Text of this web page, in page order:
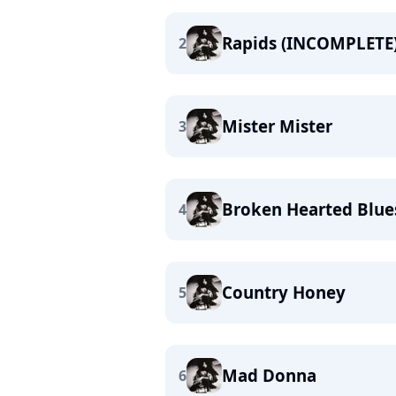
2 Rapids
3 Mister Mister
4 Broken Hearted
5 Country Honey
6 Mad Donna